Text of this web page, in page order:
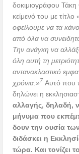
δοκιμιογράφου
κείμενό του με
οφείλουμε να τα
από όλα να
Την ανάγκη να
όλη αυτή τη
αντανακλαστικό
χρόνια.»7 Αυτό που
δηλώνει η
αλλαγής, δηλαδή,
μήνυμα που
δουν την ουσία
διδάσκει η
τώρα. Και τονίζει